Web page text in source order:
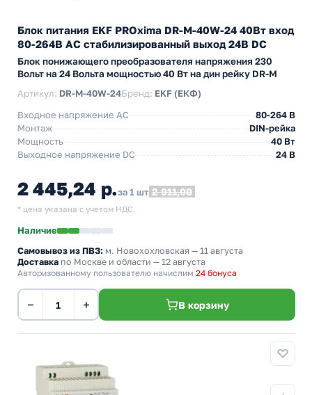
Блок питания EKF PROxima DR-M-40W-24 40Вт вход
80-264В АС стабилизированный выход 24В DC
Блок понижающего преобразователя напряжения 230
Вольт на 24 Вольта мощностью 40 Вт на дин рейку DR-M
Артикул: DR-M-40W-24Бренд: EKF (ЕКФ)
Входное напряжение AC
80-264 В
Монтаж
DIN-рейка
Мощность
40 Вт
Выходное напряжение DC
24 В
2 445,24 р.за 1 шт 2 911,00
* цена указана с учетом НДС.
Наличие
Самовывоз из ПВЗ: м. Новохохловская — 11 августа
Доставка по Москве и области — 12 августа
Авторизованному пользователю начислим 24 бонуса
− + В корзину